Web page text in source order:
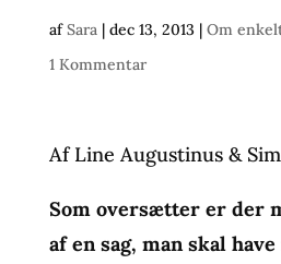
afSara| dec 13, 2013| Om
1 Kommentar
Af Line Augustinus &
Som oversætter er der
af en sag, man skal